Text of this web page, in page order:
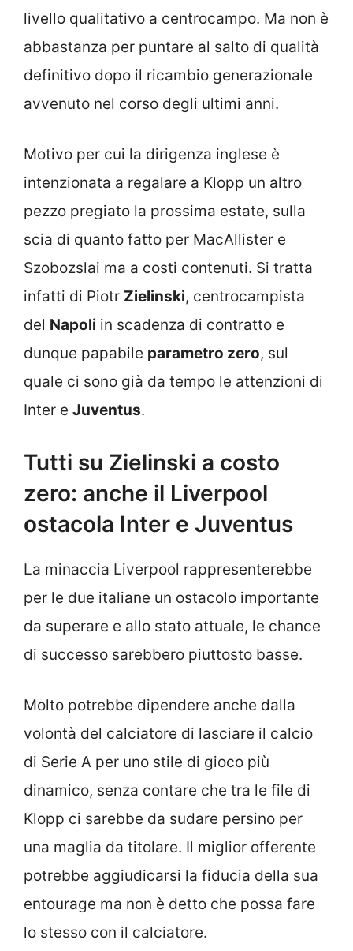
livello qualitativo a centrocampo. Ma non è
abbastanza per puntare al salto di qualità
definitivo dopo il ricambio generazionale
avvenuto nel corso degli ultimi anni.
Motivo per cui la dirigenza inglese è
intenzionata a regalare a Klopp un altro
pezzo pregiato la prossima estate, sulla
scia di quanto fatto per MacAllister e
Szobozslai ma a costi contenuti. Si tratta
infatti di Piotr Zielinski, centrocampista
del Napoli in scadenza di contratto e
dunque papabile parametro zero, sul
quale ci sono già da tempo le attenzioni di
Inter e Juventus.
Tutti su Zielinski a costo
zero: anche il Liverpool
ostacola Inter e Juventus
La minaccia Liverpool rappresenterebbe
per le due italiane un ostacolo importante
da superare e allo stato attuale, le chance
di successo sarebbero piuttosto basse.
Molto potrebbe dipendere anche dalla
volontà del calciatore di lasciare il calcio
di Serie A per uno stile di gioco più
dinamico, senza contare che tra le file di
Klopp ci sarebbe da sudare persino per
una maglia da titolare. Il miglior offerente
potrebbe aggiudicarsi la fiducia della sua
entourage ma non è detto che possa fare
lo stesso con il calciatore.